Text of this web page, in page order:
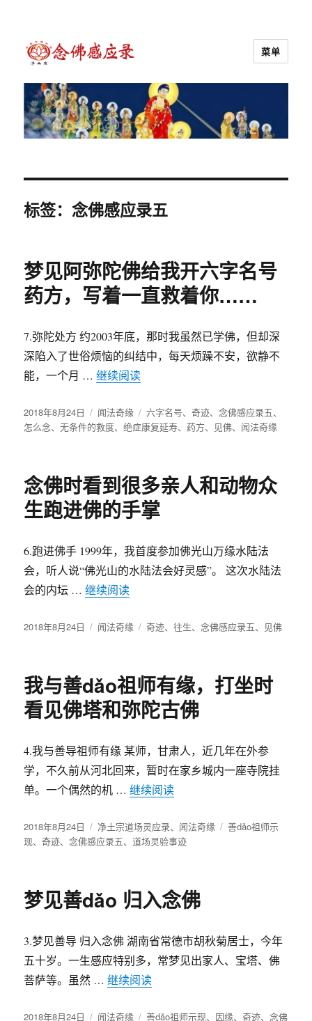
念佛感应录
菜单
标签：念佛感应录五
梦见阿弥陀佛给我开六字名号
药方，写着一直救着你……
7.弥陀处方 约2003年底，那时我虽然已学佛，但却深
深陷入了世俗烦恼的纠结中，每天烦躁不安，欲静不
能，一个月 …继续阅读
发
布
2018年8月24日
分
类
闻法奇缘
标
签
六字名号、奇迹、念佛感应录五、
怎么念、无条件的救度、绝症康复延寿、药方、 见佛、 闻法奇缘
念佛时看到很多亲人和动物众
生跑进佛的手掌
6.跑进佛手 1999年，我首度参加佛光山万缘水陆法
会，听人说“佛光山的水陆法会好灵感”。 这次水陆法
会的内坛 …继续阅读
发
2018年8月24日
分
闻法奇缘
标
奇迹、往生、念佛感应录五、 见佛
我与善dǎo祖师有缘，打坐时
看见佛塔和弥陀古佛
4.我与善导祖师有缘 某师，甘肃人，近几年在外参
学，不久前从河北回来，暂时在家乡城内一座寺院挂
单。一个偶然的机 …继续阅读
发
布
2018年8月24日
分
类
净土宗道场灵应录、 闻法奇缘
标
善dǎo祖师示
现、奇迹、念佛感应录五、道场灵验事迹
梦见善dǎo 归入念佛
3.梦见善导 归入念佛 湖南省常德市胡秋菊居士，今年
五十岁。一生感应特别多，常梦见出家人、宝塔、佛
菩萨等。虽然 …继续阅读
发
2018年8月24日
分
闻法奇缘
标
善dǎo祖师示现、 因缘、奇迹、念佛